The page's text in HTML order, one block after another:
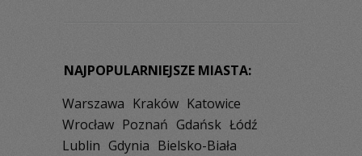
NAJPOPULARNIEJSZE MIASTA:
Warszawa Kraków Katowice
Wrocław Poznań Gdańsk Łódź
Lublin Gdynia Bielsko-Biała